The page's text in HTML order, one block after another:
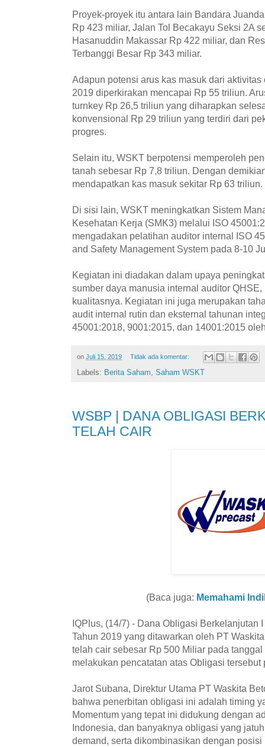
Proyek-proyek itu antara lain Bandara
Rp 423 miliar, Jalan Tol Becakayu Seksi 2A
Hasanuddin Makassar Rp 422 miliar, dan
Terbanggi Besar Rp 343 miliar.
Adapun potensi arus kas masuk dari
2019 diperkirakan mencapai Rp 55 triliun.
turnkey Rp 26,5 triliun yang diharapkan
konvensional Rp 29 triliun yang terdiri dari
progres.
Selain itu, WSKT berpotensi memperoleh
tanah sebesar Rp 7,8 triliun. Dengan
mendapatkan kas masuk sekitar Rp 63 triliun.
Di sisi lain, WSKT meningkatkan Sistem
Kesehatan Kerja (SMK3) melalui ISO
mengadakan pelatihan auditor internal ISO
and Safety Management System pada 8-10
Kegiatan ini diadakan dalam upaya
sumber daya manusia internal auditor
kualitasnya. Kegiatan ini juga merupakan
audit internal rutin dan eksternal tahunan
45001:2018, 9001:2015, dan 14001:2015
on Juli 15, 2019 Tidak ada komentar:
Labels: Berita Saham Saham WSKT
WSBP | DANA OBLIGASI
TELAH CAIR
(Baca juga: Memahami
IQPlus, (14/7) - Dana Obligasi Berkelanjutan
Tahun 2019 yang ditawarkan oleh PT
telah cair sebesar Rp 500 Miliar pada
melakukan pencatatan atas Obligasi
Jarot Subana, Direktur Utama PT Waskita
bahwa penerbitan obligasi ini adalah timing
Momentum yang tepat ini didukung dengan
Indonesia, dan banyaknya obligasi yang
demand, serta dikombinasikan dengan